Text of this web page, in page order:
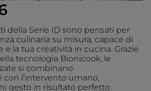
della Serie ID sono pensati per
culinaria su misura, capace di
e la tua creatività in cucina. Grazie
tecnologia Bionicook, le
si combinano
l’intervento umano,
gesto in risultato perfetto.